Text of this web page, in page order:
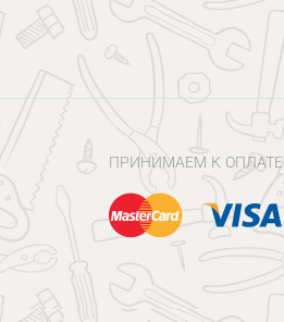
ПРИНИМАЕМ К ОПЛАТЕ